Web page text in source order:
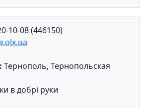
10-08 (446150)
Тернополь, Тернопольская
в добрі руки